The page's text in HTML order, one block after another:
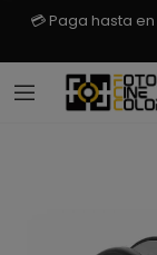
💳 Paga hasta en